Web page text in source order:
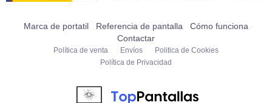
Marca de portatil Referencia de pantalla
Cómo funciona
Contactar
Política de venta Envíos
Politica de Cookies
Política de Privacidad